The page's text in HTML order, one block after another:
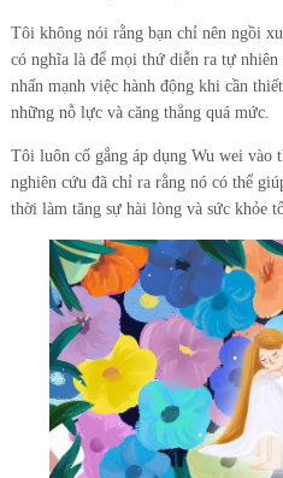
Tôi không nói rằng bạn chỉ nên ngồi
có nghĩa là để mọi thứ diễn ra tự
nhấn mạnh việc hành động khi cần
những nỗ lực và căng thẳng quá mức.
Tôi luôn cố gắng áp dụng Wu wei vào
nghiên cứu đã chỉ ra rằng nó có thể
thời làm tăng sự hài lòng và sức khỏe